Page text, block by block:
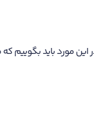
این مورد باید بگوییم